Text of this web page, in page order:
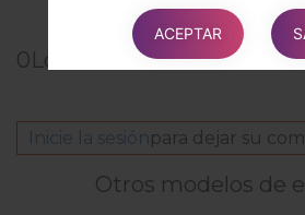
0Los comentarios
Inicie la sesiónpara dejar su
Otros modelos de
Personales específicos
cada propósito en las
respectivas de este
Información detallada
procesamiento de Datos
Los Datos Personales se
ACEPTAR